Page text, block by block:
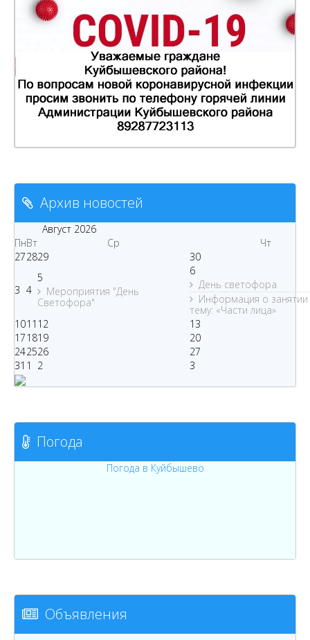
Архив новостей
Август 2026
ПнВт Ср
Чт
272829 30
3 4
5
Мероприятия "День
Светофора"
6
День светофора
Информация о занятии
тему: «Части лица»
1011 12
13
171819
20
242526
27
31 1 2 3
Погода
Погода в Куйбышево
Объявления